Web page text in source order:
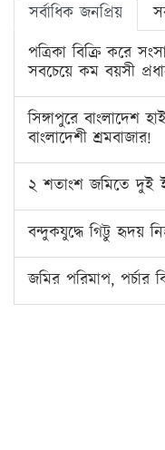
সর্বাধিক জনপ্রিয়
পত্রিকা বিক্রি করে
সবচেয়ে কম বয়সী
সিঙ্গাপুরে বাংলাদেশ
বাংলাদেশী শ্রমবাজার!
২ শতাংশ জমিতে দুই
বন্দুকযুদ্ধে গিট্টু হৃদয়
জমির পরিমাপ, পর্চার